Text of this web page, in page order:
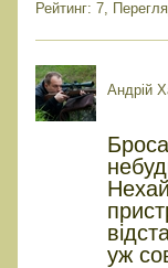
Рейтинг: 7,
Андрій
уж